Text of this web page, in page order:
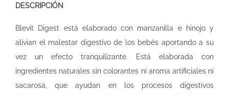
DESCRIPCIÓN
Blevit Digest está elaborado con manzanilla e hinojo y
alivian el malestar digestivo de los bebés aportando a su
vez un efecto tranquilizante. Está elaborada con
ingredientes naturales sin colorantes ni aroma artificiales ni
sacarosa, que ayudan en los procesos digestivos